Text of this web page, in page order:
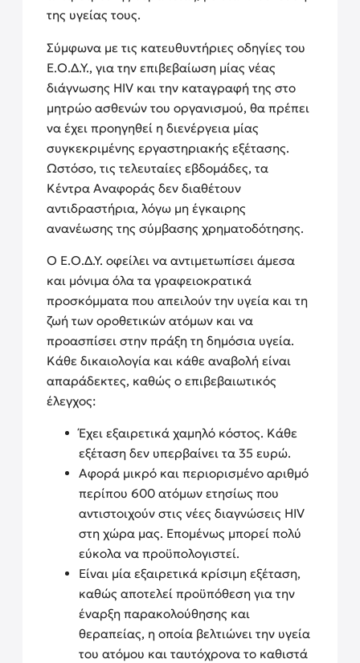
της υγείας τους.
Σύμφωνα με τις κατευθυντήριες οδηγίες του
Ε.Ο.Δ.Υ., για την επιβεβαίωση μίας νέας
διάγνωσης HIV και την καταγραφή της στο
μητρώο ασθενών του οργανισμού, θα πρέπει
να έχει προηγηθεί η διενέργεια μίας
συγκεκριμένης εργαστηριακής εξέτασης.
Ωστόσο, τις τελευταίες εβδομάδες, τα
Κέντρα Αναφοράς δεν διαθέτουν
αντιδραστήρια, λόγω μη έγκαιρης
ανανέωσης της σύμβασης χρηματοδότησης.
Ο Ε.Ο.Δ.Υ. οφείλει να αντιμετωπίσει άμεσα
και μόνιμα όλα τα γραφειοκρατικά
προσκόμματα που απειλούν την υγεία και τη
ζωή των οροθετικών ατόμων και να
προασπίσει στην πράξη τη δημόσια υγεία.
Κάθε δικαιολογία και κάθε αναβολή είναι
απαράδεκτες, καθώς ο επιβεβαιωτικός
έλεγχος:
Έχει εξαιρετικά χαμηλό κόστος. Κάθε
εξέταση δεν υπερβαίνει τα 35 ευρώ.
Αφορά μικρό και περιορισμένο αριθμό
περίπου 600 ατόμων ετησίως που
αντιστοιχούν στις νέες διαγνώσεις HIV
στη χώρα μας. Επομένως μπορεί πολύ
εύκολα να προϋπολογιστεί.
Είναι μία εξαιρετικά κρίσιμη εξέταση,
καθώς αποτελεί προϋπόθεση για την
έναρξη παρακολούθησης και
θεραπείας, η οποία βελτιώνει την υγεία
του ατόμου και ταυτόχρονα το καθιστά